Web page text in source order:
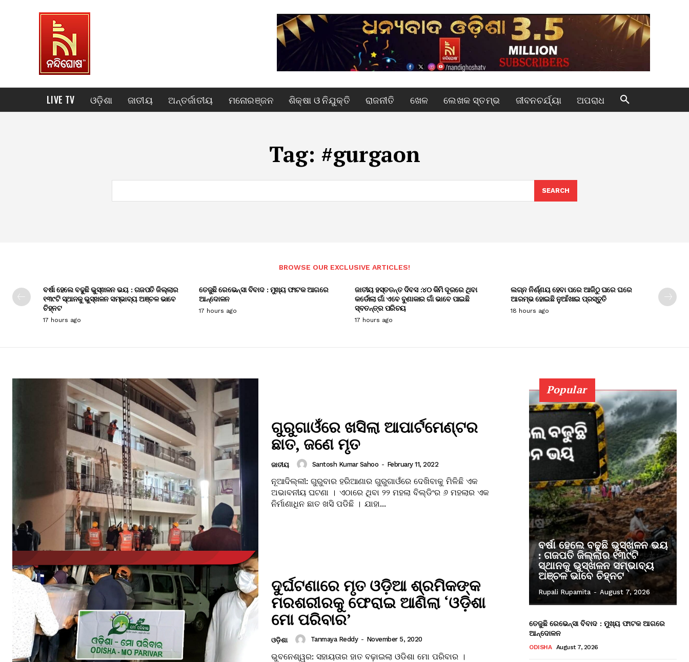
LIVE TV ଓଡ଼ିଶା ଜାତୀୟ ଅନ୍ତର୍ଜାତୀୟ ମନୋରଞ୍ଜନ ଶିକ୍ଷା ଓ ନିଯୁକ୍ତି ରାଜନୀତି ଖେଳ ଲେଖକ ସ୍ତମ୍ଭ ଜୀବନଚର୍ଯ୍ୟା ଅପରାଧ
Tag: #gurgaon
SEARCH
BROWSE OUR EXCLUSIVE ARTICLES!
ବର୍ଷା ହେଲେ ବଢୁଛି ଭୁସ୍ଖଳନ ଭୟ : ଗଜପତି ଜିଲ୍ଲାର
୧୩୯ଟି ସ୍ଥାନକୁ ଭୁସ୍ଖଳନ ସମ୍ଭାବ୍ୟ ଅଞ୍ଚଳ ଭାବେ
ଚିହ୍ନଟ
17 hours ago
ତେଜୁଛି ରେଭେନ୍ସା ବିବାଦ : ମୁଖ୍ୟ ଫାଟକ ଆଗରେ
ଆନ୍ଦୋଳନ
17 hours ago
ଜାତୀୟ ହସ୍ତତନ୍ତ ଦିବସ :୪୦ କିମି ଦୂରରେ ଥିବା
କର୍ଡୋଲା ଗାଁ ଏବେ ବୁଣାକାର ଗାଁ ଭାବେ ପାଇଛି
ସ୍ବତନ୍ତ୍ର ପରିଚୟ
17 hours ago
ଲଗ୍ନ ନିର୍ଣ୍ଣୟ ହେବା ପରେ ଆଜିଠୁ ଘରେ ଘରେ
ଆରମ୍ଭ ହୋଇଛି ନୁଆଁଖାଇ ପ୍ରସ୍ତୁତି
18 hours ago
ଗୁରୁଗାଓଁରେ ଖସିଲା ଆପାର୍ଟମେଣ୍ଟର
ଛାତ, ଜଣେ ମୃତ
ଜାତୀୟ Santosh Kumar Sahoo - February 11, 2022
ନୂଆଦିଲ୍ଲୀ: ଗୁରୁବାର ହରିଆଣାର ଗୁରୁଗାଓଁରେ ଦେଖିବାକୁ ମିଳିଛି ଏକ
ଅଭାବନୀୟ ଘଟଣା । ଏଠାରେ ଥିବା ୨୨ ମହଲା ବିଲ୍ଡିଂର ୬ ମହଲାର ଏକ
ନିର୍ମାଣାଧିନ ଛାତ ଖସି ପଡିଛି । ଯାହା...
ଦୁର୍ଘଟଣାରେ ମୃତ ଓଡ଼ିଆ ଶ୍ରମିକଙ୍କ
ମରଶରୀରକୁ ଫେରାଇ ଆଣିଲା ‘ଓଡ଼ିଶା
ମୋ ପରିବାର’
ଓଡ଼ିଶା Tanmaya Reddy - November 5, 2020
ଭୁବନେଶ୍ୱର: ସହାୟତାର ହାତ ବଢ଼ାଇଲା ଓଡିଶା ମୋ ପରିବାର ।
Popular
ବର୍ଷା ହେଲେ ବଢୁଛି ଭୁସ୍ଖଳନ ଭୟ
: ଗଜପତି ଜିଲ୍ଲାର ୧୩୯ଟି
ସ୍ଥାନକୁ ଭୁସ୍ଖଳନ ସମ୍ଭାବ୍ୟ
ଅଞ୍ଚଳ ଭାବେ ଚିହ୍ନଟ
Rupali Rupamita - August 7, 2026
ତେଜୁଛି ରେଭେନ୍ସା ବିବାଦ : ମୁଖ୍ୟ ଫାଟକ ଆଗରେ
ଆନ୍ଦୋଳନ
ODISHA August 7, 2026